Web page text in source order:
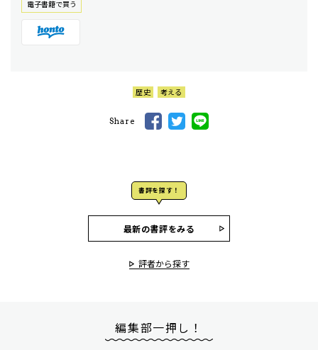
電⼦書籍で買う
歴史 考える
Share
書評を探す！
最新の書評をみる
評者から探す
編集部一押し！